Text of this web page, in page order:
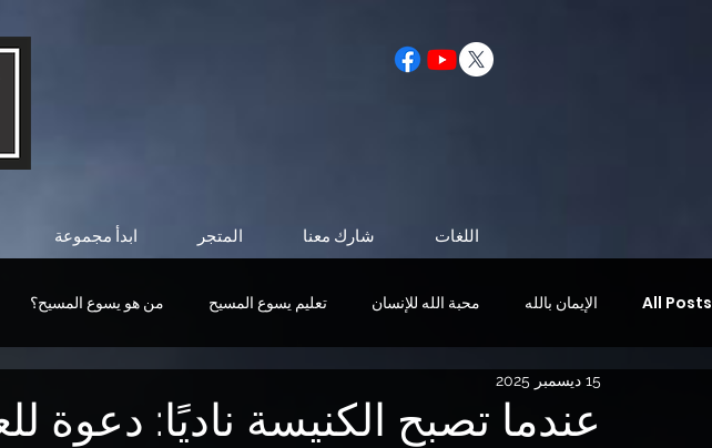
ابدأ مجموعة المتجر شارك معنا اللغات
All Posts الإيمان بالله محبة الله للإنسان تعليم يسوع المسيح من هو يسوع المسيح؟
الحياة بعد الموت شخصية تشبه المسيح
عندما تصبح الكنيسة ناديًا: دعوة
15 ديسمبر 2025